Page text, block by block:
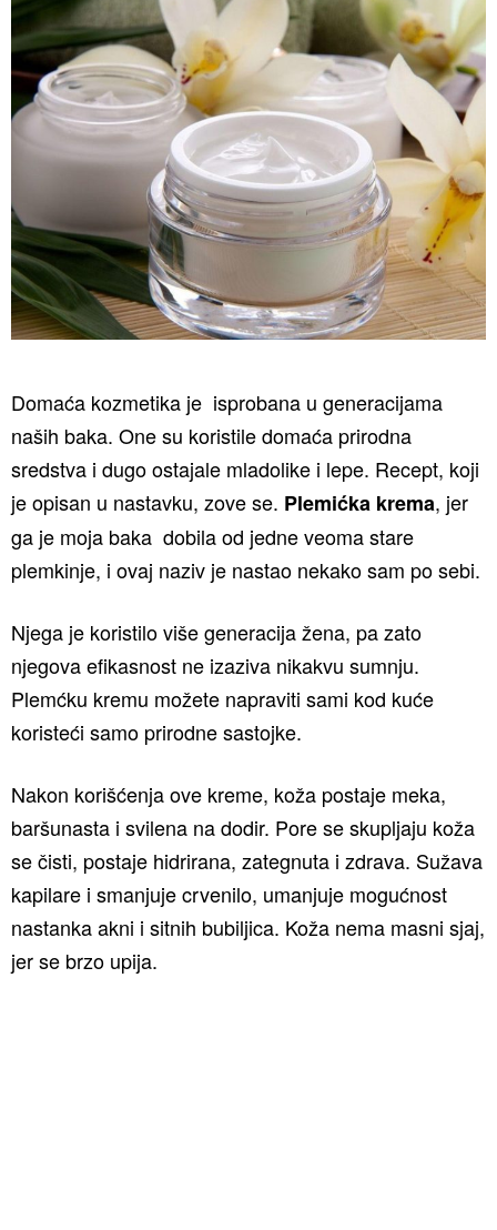
Domaća kozmetika je isprobana u generacijama
naših baka. One su koristile domaća prirodna
sredstva i dugo ostajale mladolike i lepe. Recept, koji
je opisan u nastavku, zove se. Plemićka krema, jer
ga je moja baka dobila od jedne veoma stare
plemkinje, i ovaj naziv je nastao nekako sam po sebi.
Njega je koristilo više generacija žena, pa zato
njegova efikasnost ne izaziva nikakvu sumnju.
Plemćku kremu možete napraviti sami kod kuće
koristeći samo prirodne sastojke.
Nakon korišćenja ove kreme, koža postaje meka,
baršunasta i svilena na dodir. Pore se skupljaju koža
se čisti, postaje hidrirana, zategnuta i zdrava. Sužava
kapilare i smanjuje crvenilo, umanjuje mogućnost
nastanka akni i sitnih bubiljica. Koža nema masni sjaj,
jer se brzo upija.